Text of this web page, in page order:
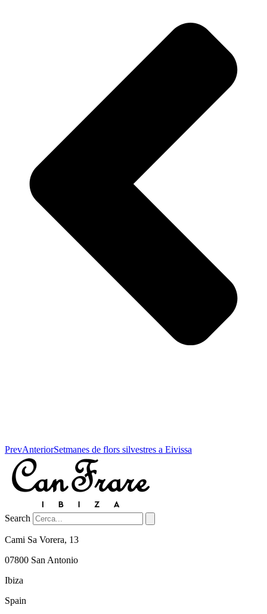
PrevAnteriorSetmanes de flors silvestres a Eivissa
Search
Cami Sa Vorera, 13
07800 San Antonio
Ibiza
Spain